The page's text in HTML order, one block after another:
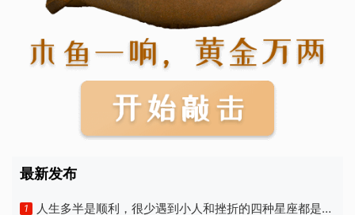
最新发布
1
人生多半是顺利，很少遇到小人和挫折的四种星座都是